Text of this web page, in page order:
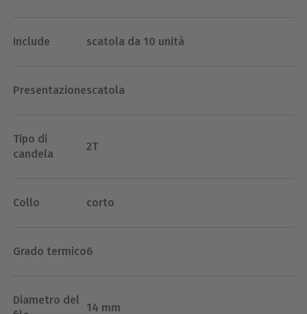
Include scatola da 10 unità
Presentazionescatola
Tipo di
candela
2T
Collo corto
Grado termico6
Diametro del
14 mm